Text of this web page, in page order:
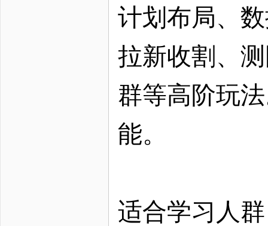
计划布局、
拉新收割、
群等高阶玩
能。
适合学习人群